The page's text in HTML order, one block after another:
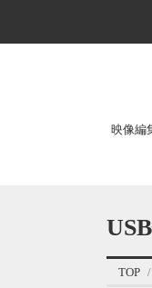
映像編
TOP